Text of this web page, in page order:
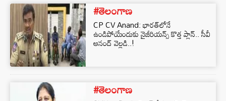
#తెలంగాణ
CP CV Anand: భారత్‌లోనే
ఉండిపోయేందుకు నైజీరియన్స్ కొత్త ప్లాన్.. సీవీ
ఆనంద్ వెల్లడి..!
#తెలంగాణ